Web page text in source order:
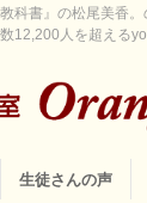
科書』の松尾美香
12,200人を超える
生徒さんの声